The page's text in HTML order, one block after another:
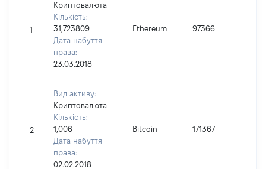
1
Криптовалюта
Кількість:
31,723809
Дата набуття
права:
23.03.2018
Ethereum 97366
2
Вид активу:
Криптовалюта
Кількість:
1,006
Дата набуття
права:
02.02.2018
Bitcoin 171367